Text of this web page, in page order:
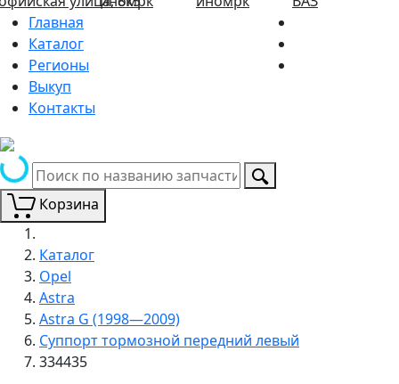
Главная
Каталог
Регионы
Выкуп
Контакты
Корзина
Каталог
Opel
Astra
Astra G (1998—2009)
Суппорт тормозной передний левый
334435